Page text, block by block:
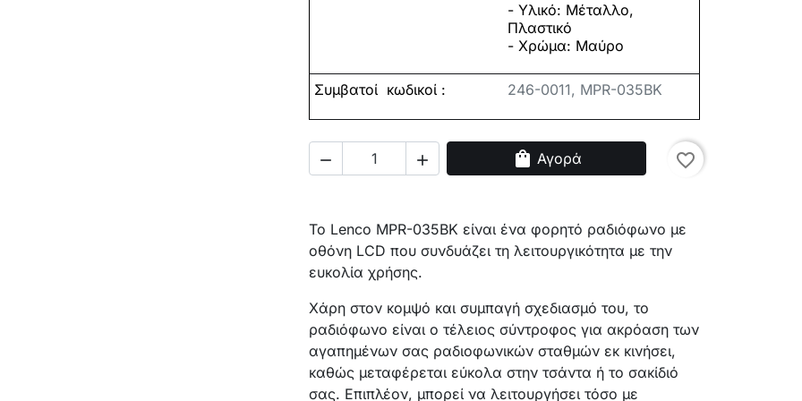
- Υλικό: Μέταλλο,
Πλαστικό
- Χρώμα: Μαύρο
Συμβατοί κωδικοί : 246-0011, MPR-035BK
  shopping_bag Αγορά favorite_border
Το Lenco MPR-035BK είναι ένα φορητό ραδιόφωνο με
οθόνη LCD που συνδυάζει τη λειτουργικότητα με την
ευκολία χρήσης.
Χάρη στον κομψό και συμπαγή σχεδιασμό του, το
ραδιόφωνο είναι ο τέλειος σύντροφος για ακρόαση των
αγαπημένων σας ραδιοφωνικών σταθμών εκ κινήσει,
καθώς μεταφέρεται εύκολα στην τσάντα ή το σακίδιό
σας. Επιπλέον, μπορεί να λειτουργήσει τόσο με